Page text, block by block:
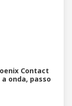
Contact
onda, passo